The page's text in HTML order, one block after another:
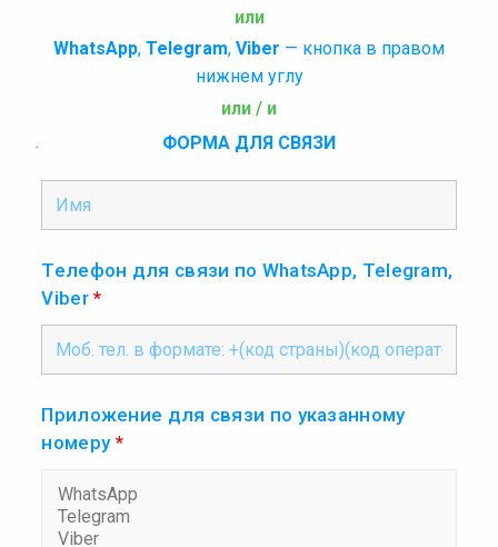
или
WhatsApp, Telegram, Viber — кнопка в правом
нижнем углу
или / и
ФОРМА ДЛЯ СВЯЗИ
.
Телефон для связи по WhatsApp, Telegram,
Viber*
Приложение для связи по указанному
номеру *